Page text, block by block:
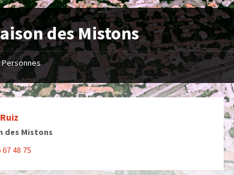
des Mistons
Personnes
des Mistons
67 48 75